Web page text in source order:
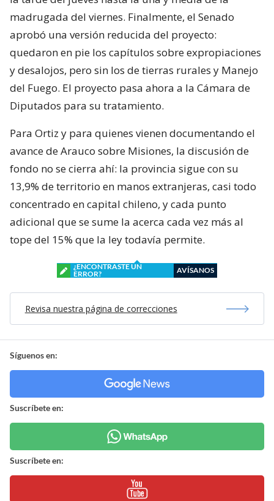
madrugada del viernes. Finalmente, el Senado
aprobó una versión reducida del proyecto:
quedaron en pie los capítulos sobre expropiaciones
y desalojos, pero sin los de tierras rurales y Manejo
del Fuego. El proyecto pasa ahora a la Cámara de
Diputados para su tratamiento.
Para Ortiz y para quienes vienen documentando el
avance de Arauco sobre Misiones, la discusión de
fondo no se cierra ahí: la provincia sigue con su
13,9% de territorio en manos extranjeras, casi todo
concentrado en capital chileno, y cada punto
adicional que se sume la acerca cada vez más al
tope del 15% que la ley todavía permite.
¿ENCONTRASTE UN
ERROR?
AVÍSANOS
Revisa nuestra página de correcciones
Síguenos en:
Suscríbete en:
Suscríbete en: